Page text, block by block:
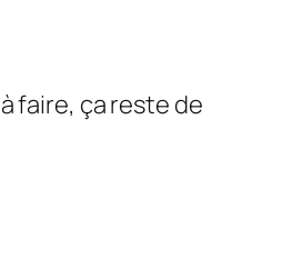
faire, ça reste de